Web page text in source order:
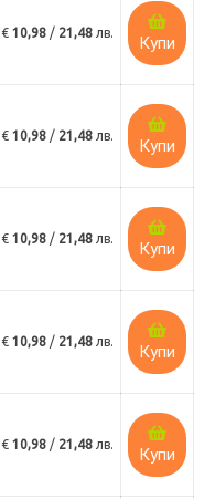
€ 10,98 / 21,48 лв.
Купи
€ 10,98 / 21,48 лв.
Купи
€ 10,98 / 21,48 лв.
Купи
€ 10,98 / 21,48 лв.
Купи
€ 10,98 / 21,48 лв.
Купи